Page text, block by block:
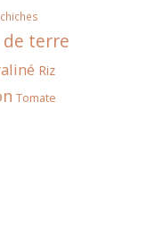
de terre
Riz
Tomate